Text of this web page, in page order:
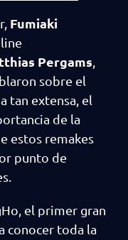
Fumiaki
Pergams
sobre el
tan extensa, el
de la
estos remakes
punto de
el primer gran
conocer toda la